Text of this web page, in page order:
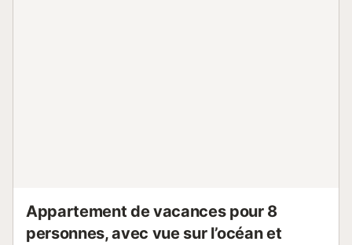
Appartement de vacances pour 8
personnes, avec vue sur l’océan et